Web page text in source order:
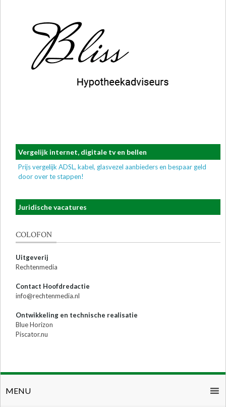
Vergelijk internet, digitale tv en bellen
Prijs vergelijk ADSL, kabel, glasvezel aanbieders en bespaar geld
door over te stappen!
Juridische vacatures
COLOFON
Uitgeverij
Rechtenmedia
Contact Hoofdredactie
info@rechtenmedia.nl
Ontwikkeling en technische realisatie
Blue Horizon
Piscator.nu
MENU